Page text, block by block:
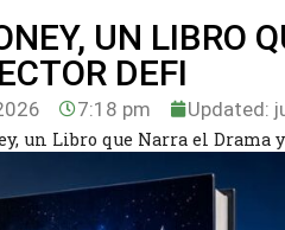
UN LIBRO
DEFI
7:18 pm Updated:
un Libro que Narra el Drama